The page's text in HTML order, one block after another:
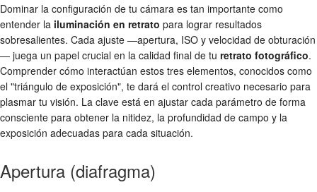
Dominar la configuración de tu cámara es tan importante como
entender la iluminación en retrato para lograr resultados
sobresalientes. Cada ajuste —apertura, ISO y velocidad de obturación
— juega un papel crucial en la calidad final de tu retrato fotográfico.
Comprender cómo interactúan estos tres elementos, conocidos como
el "triángulo de exposición", te dará el control creativo necesario para
plasmar tu visión. La clave está en ajustar cada parámetro de forma
consciente para obtener la nitidez, la profundidad de campo y la
exposición adecuadas para cada situación.
Apertura (diafragma)